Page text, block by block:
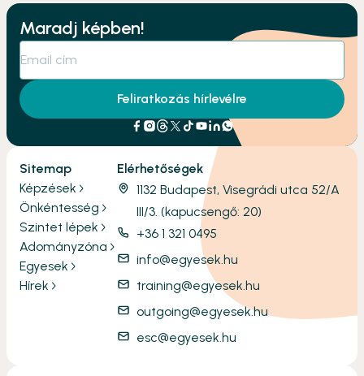
Maradj képben!
Feliratkozás hírlevélre
Sitemap
Képzések
Önkéntesség
Szintet lépek
Adományzóna
Egyesek
Hírek
Elérhetőségek
1132 Budapest, Visegrádi utca 52/A
III/3. (kapucsengő: 20)
+36 1 321 0495
info@egyesek.hu
training@egyesek.hu
outgoing@egyesek.hu
esc@egyesek.hu